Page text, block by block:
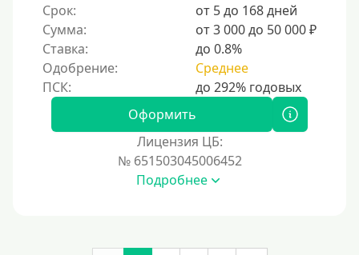
Срок:
от 5 до 168 дней
Сумма:
от 3 000 до 50 000 ₽
Ставка:
до 0.8%
Одобрение:
Среднее
Оформить
Лицензия ЦБ:
№ 651503045006452
Подробнее